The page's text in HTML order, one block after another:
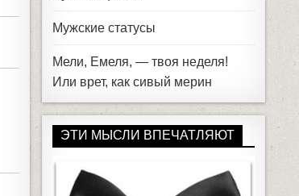
Или врет, как сивый мерин
ЭТИ МЫСЛИ ВПЕЧАТЛЯЮТ